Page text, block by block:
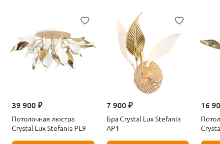
39 900 ₽
Потолочная люстра
Crystal Lux Stefania PL9
7 900 ₽
Бра Crystal Lux Stefania
AP1
16